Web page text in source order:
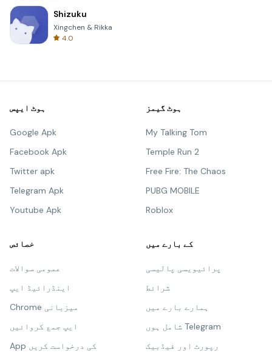
Shizuku
Xingchen & Rikka
4.0
ہوٹ ایپس
Google Apk
Facebook Apk
Twitter apk
Telegram Apk
Youtube Apk
ہوٹ گیمز
My Talking Tom
Temple Run 2
Free Fire: The Chaos
PUBG MOBILE
Roblox
خصائص
عمومی سوالات
اینڈرائیڈ ایپ
Chrome میزبانی
ایپ جمع کروائیں
App کی درخواست کریں
کے بارے میں
پرائیویسی پالیسی
شرائط
ہمارے بارے میں
شامل ہوں Telegram
رپورٹ اور فیڈبیک